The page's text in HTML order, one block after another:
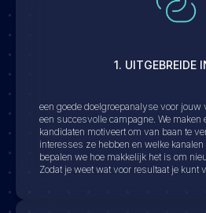
1. UITGEBREIDE
een goede doelgroepanalyse voor jouw
een succesvolle campagne. We maken
kandidaten motiveert om van baan te
interesses ze hebben en welke
bepalen we hoe makkelijk het is om
Zodat je weet wat voor resultaat je kunt